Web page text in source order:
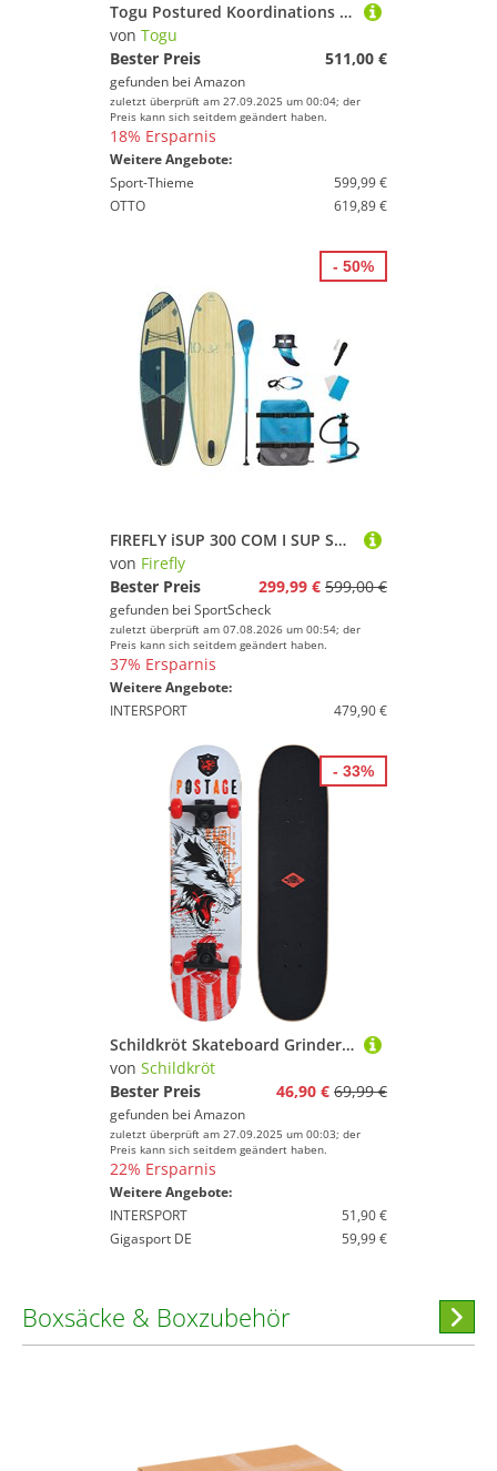
Togu Postured Koordinations und Stabilitätstrainer
von Togu
Bester Preis
511,00 €
gefunden bei Amazon
zuletzt überprüft am 27.09.2025 um 00:04; der
Preis kann sich seitdem geändert haben.
18% Ersparnis
Weitere Angebote:
Sport-Thieme
599,99 €
OTTO
619,89 €
FIREFLY iSUP 300 COM I SUP Sets
von Firefly
Bester Preis
299,99 € 599,00 €
gefunden bei SportScheck
zuletzt überprüft am 07.08.2026 um 00:54; der
Preis kann sich seitdem geändert haben.
37% Ersparnis
Weitere Angebote:
INTERSPORT
479,90 €
- 50%
Schildkröt Skateboard Grinder 31 - Design: Wolf
von Schildkröt
Bester Preis
46,90 € 69,99 €
gefunden bei Amazon
zuletzt überprüft am 27.09.2025 um 00:03; der
Preis kann sich seitdem geändert haben.
22% Ersparnis
Weitere Angebote:
INTERSPORT
51,90 €
Gigasport DE
59,99 €
- 33%
Boxsäcke & Boxzubehör